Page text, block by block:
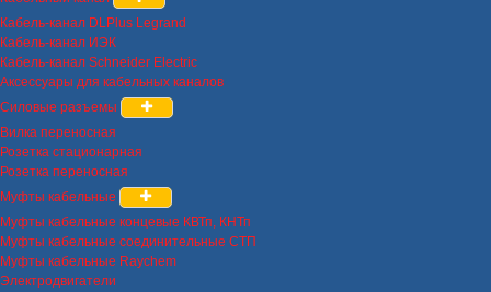
Кабель-канал DLPlus Legrand
Кабель-канал ИЭК
Кабель-канал Schneider Electric
Аксессуары для кабельных каналов
Силовые разъемы
Вилка переносная
Розетка стационарная
Розетка переносная
Муфты кабельные
Муфты кабельные концевые КВТп, КНТп
Муфты кабельные соединительные СТП
Муфты кабельные Raychem
Электродвигатели